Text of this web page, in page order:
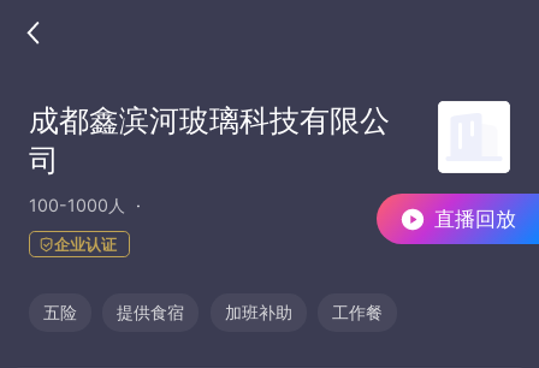
直播回放
成都鑫滨河玻璃科技有限公
司
100-1000人
企业认证
五险 提供食宿 加班补助 工作餐